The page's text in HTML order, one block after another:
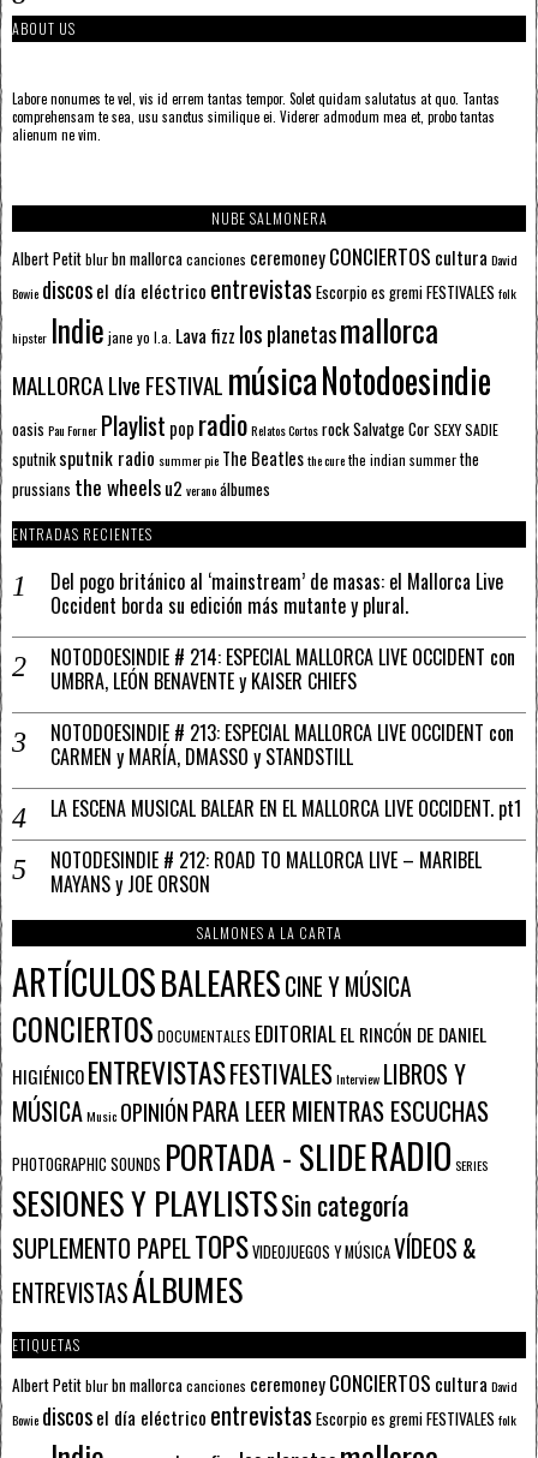
ABOUT US
Labore nonumes te vel, vis id errem tantas tempor. Solet quidam salutatus at quo. Tantas
comprehensam te sea, usu sanctus similique ei. Viderer admodum mea et, probo tantas
alienum ne vim.
NUBE SALMONERA
Albert Petitblurbn mallorcacanciones ceremoneyCONCIERTOS cultura David
Bowie discosel día eléctrico entrevistas Escorpioes gremiFESTIVALES folk
hipster Indie jane yo l.a. Lava fizz los planetasmallorca
MALLORCA LIve FESTIVAL músicaNotodoesindie
oasis Pau Forner Playlist pop radioRelatos CortosrockSalvatge CorSEXY SADIE
sputnik sputnik radio summer pie The Beatlesthe curethe indian summerthe
prussians the wheelsu2 veranoálbumes
ENTRADAS RECIENTES
Del pogo británico al ‘mainstream’ de masas: el Mallorca Live
Occident borda su edición más mutante y plural.
NOTODOESINDIE # 214: ESPECIAL MALLORCA LIVE OCCIDENT con
UMBRA, LEÓN BENAVENTE y KAISER CHIEFS
NOTODOESINDIE # 213: ESPECIAL MALLORCA LIVE OCCIDENT con
CARMEN y MARÍA, DMASSO y STANDSTILL
LA ESCENA MUSICAL BALEAR EN EL MALLORCA LIVE OCCIDENT. pt1
NOTODESINDIE # 212: ROAD TO MALLORCA LIVE – MARIBEL
MAYANS y JOE ORSON
SALMONES A LA CARTA
ARTÍCULOSBALEARESCINE Y MÚSICA
CONCIERTOS DOCUMENTALES EDITORIALEL RINCÓN DE DANIEL
HIGIÉNICOENTREVISTASFESTIVALESInterview LIBROS Y
MÚSICAMusic OPINIÓNPARA LEER MIENTRAS ESCUCHAS
PHOTOGRAPHIC SOUNDS PORTADA - SLIDERADIO SERIES
SESIONES Y PLAYLISTSSin categoría
SUPLEMENTO PAPELTOPSVIDEOJUEGOS Y MÚSICAVÍDEOS &
ENTREVISTASÁLBUMES
ETIQUETAS
Albert Petitblurbn mallorcacanciones ceremoneyCONCIERTOS cultura David
Bowie discosel día eléctrico entrevistas Escorpioes gremiFESTIVALES folk